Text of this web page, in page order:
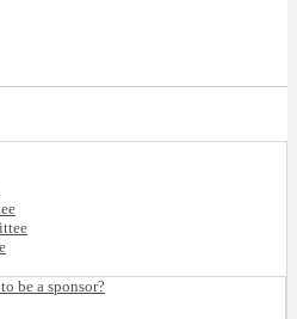
be a sponsor?